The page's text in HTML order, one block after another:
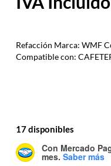
Refacción Marca: WMF
Compatible con:
17 disponibles
Con Mercado
mes. Saber más